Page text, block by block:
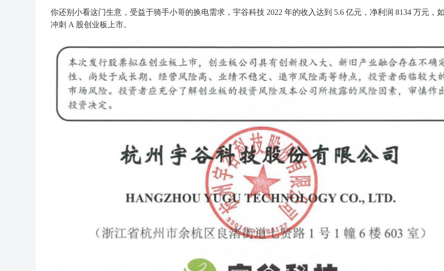
你还别小看这门生意，受益于骑手小哥的换电需求，宇谷科技 2022 年的收入达到 5.6 亿元，净利润 8134 万元，
冲刺 A 股创业板上市。